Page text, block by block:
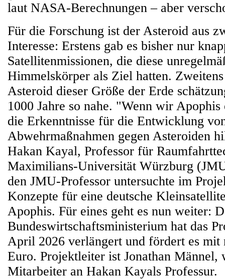
laut NASA-Berechnungen – aber
Für die Forschung ist der Asteroid aus
Interesse: Erstens gab es bisher nur
Satellitenmissionen, die diese
Himmelskörper als Ziel hatten.
Asteroid dieser Größe der Erde
1000 Jahre so nahe. "Wenn wir
die Erkenntnisse für die Entwicklung
Abwehrmaßnahmen gegen Asteroiden
Hakan Kayal, Professor für
Maximilians-Universität Würzburg
den JMU-Professor untersuchte im
Konzepte für eine deutsche
Apophis. Für eines geht es nun weiter:
Bundeswirtschaftsministerium hat das
April 2026 verlängert und fördert es mit
Euro. Projektleiter ist Jonathan Männel,
Mitarbeiter an Hakan Kayals Professur.